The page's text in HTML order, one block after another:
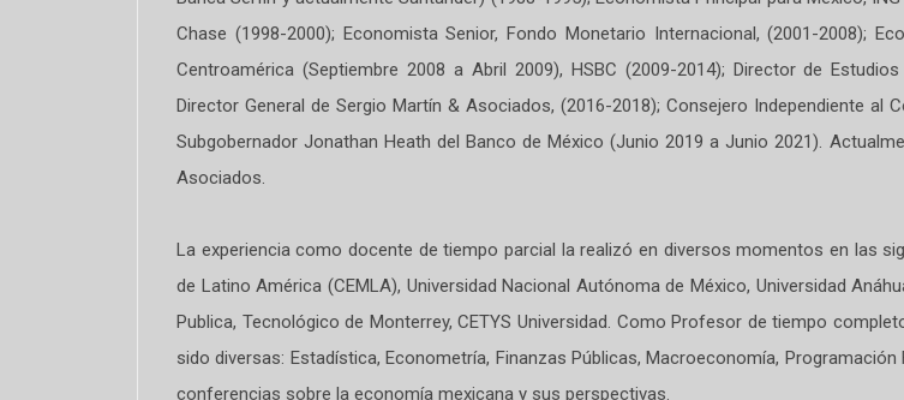
Chase (1998-2000); Economista Senior, Fondo Monetario Internacional, (2001-2008);
Centroamérica (Septiembre 2008 a Abril 2009), HSBC (2009-2014); Director de
Director General de Sergio Martín & Asociados, (2016-2018); Consejero Independiente al
Subgobernador Jonathan Heath del Banco de México (Junio 2019 a Junio 2021).
Asociados.
La experiencia como docente de tiempo parcial la realizó en diversos momentos en las
de Latino América (CEMLA), Universidad Nacional Autónoma de México, Universidad
Publica, Tecnológico de Monterrey, CETYS Universidad. Como Profesor de tiempo
sido diversas: Estadística, Econometría, Finanzas Públicas, Macroeconomía,
conferencias sobre la economía mexicana y sus perspectivas.